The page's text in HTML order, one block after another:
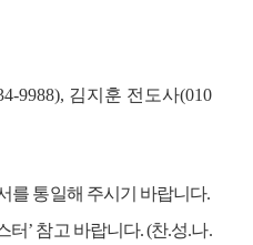
9988), 김지훈 전도사(010
를 통일해 주시기 바랍니다.
터’ 참고 바랍니다. (찬.성.나.